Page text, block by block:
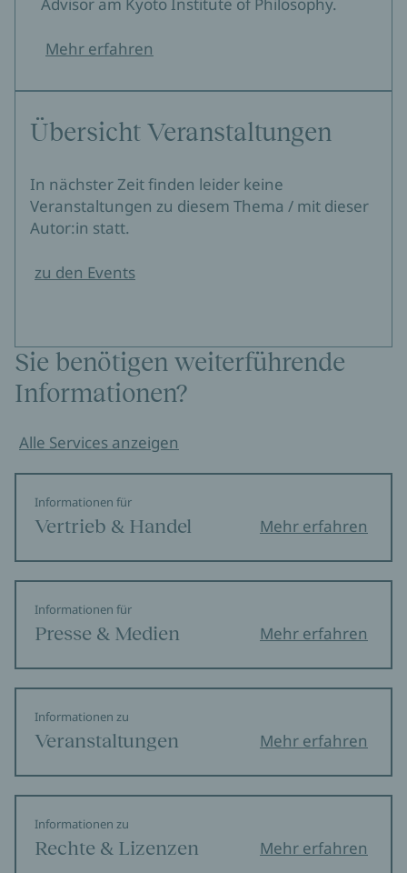
Mehr erfahren
Übersicht Veranstaltungen
In nächster Zeit finden leider keine
Veranstaltungen zu diesem Thema / mit dieser
Autor:in statt.
zu den Events
Sie benötigen weiterführende
Informationen?
Alle Services anzeigen
Informationen für
Vertrieb & Handel Mehr erfahren
Informationen für
Presse & Medien Mehr erfahren
Informationen zu
Veranstaltungen Mehr erfahren
Informationen zu
Rechte & Lizenzen Mehr erfahren